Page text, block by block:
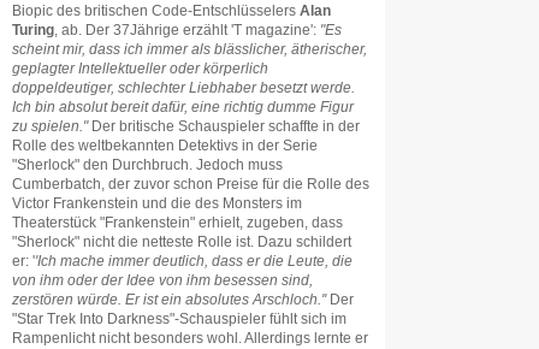
Biopic des britischen Code-Entschlüsselers Alan
Turing , ab. Der 37Jährige erzählt 'T magazine': "Es
scheint mir, dass ich immer als blässlicher, ätherischer,
geplagter Intellektueller oder körperlich
doppeldeutiger, schlechter Liebhaber besetzt werde.
Ich bin absolut bereit dafür, eine richtig dumme Figur
zu spielen."Der britische Schauspieler schaffte in der
Rolle des weltbekannten Detektivs in der Serie
"Sherlock" den Durchbruch. Jedoch muss
Cumberbatch, der zuvor schon Preise für die Rolle des
Victor Frankenstein und die des Monsters im
Theaterstück "Frankenstein" erhielt, zugeben, dass
"Sherlock" nicht die netteste Rolle ist. Dazu schildert
er: ''Ich mache immer deutlich, dass er die Leute, die
von ihm oder der Idee von ihm besessen sind,
zerstören würde. Er ist ein absolutes Arschloch.''Der
"Star Trek Into Darkness"-Schauspieler fühlt sich im
Rampenlicht nicht besonders wohl. Allerdings lernte er